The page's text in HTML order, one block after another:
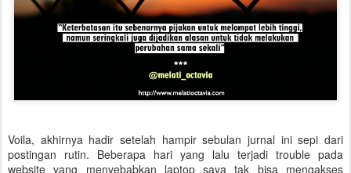
Voila, akhirnya hadir setelah hampir sebulan jurnal ini sepi dari
postingan rutin. Beberapa hari yang lalu terjadi trouble pada
website yang menyebabkan laptop saya tak bisa mengakses